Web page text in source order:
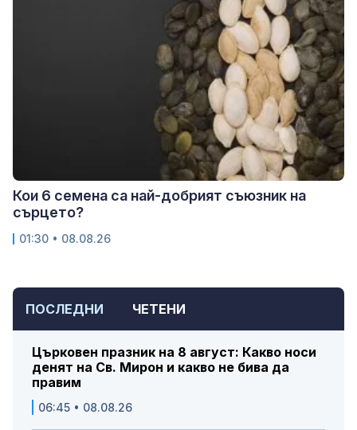
ПОСЛЕДНИ ЧЕТЕНИ
Църковен празник на 8 август: Какво носи
денят на Св. Мирон и какво не бива да
правим
06:45 • 08.08.26
Кои 6 семена са най-добрият съюзник на
сърцето?
01:30 • 08.08.26